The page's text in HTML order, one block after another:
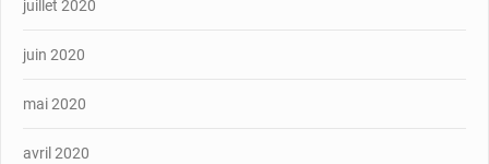
juillet 2020
juin 2020
mai 2020
avril 2020